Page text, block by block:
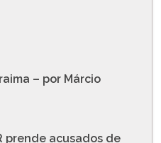
– por Márcio
prende acusados de